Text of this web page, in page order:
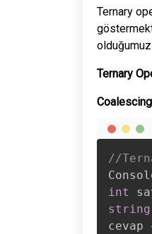
Ternary
olduğumuz
Ternary
Coalescing
//
int
string
cevap